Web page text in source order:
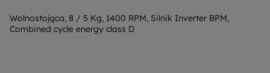
energii
Youreko.
Wolnostojąca, 8 / 5 Kg, 1400 RPM, Silnik Inverter BPM,
Combined cycle energy class D